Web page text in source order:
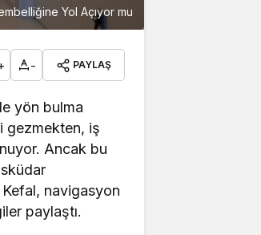
Yol Açıyor mu
- PAYLAŞ
yön bulma
gezmekten, iş
Ancak bu
navigasyon
paylaştı.